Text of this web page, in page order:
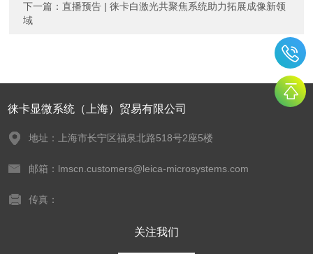
下一篇：直播预告 | 徕卡白激光共聚焦系统助力拓展成像新领
域
徕卡显微系统（上海）贸易有限公司
地址：上海市长宁区福泉北路518号2座5楼
邮箱：lmscn.customers@leica-microsystems.com
传真：
关注我们